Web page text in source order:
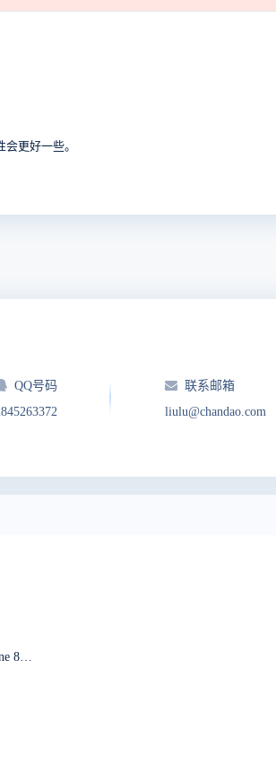
更好一些。
QQ号码
联系邮箱
liulu@chandao.com
ERROR: 您访问的域名 没有对应的公司。 in module/common/model.php on line 82, last called by module/common/model.php on line 28 through function setCompany. in framework/base/router.class.php on line 1932 when visiting